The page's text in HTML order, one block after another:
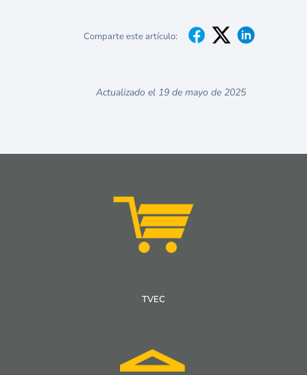
Comparte este artículo:
Actualizado el 19 de mayo de 2025
TVEC